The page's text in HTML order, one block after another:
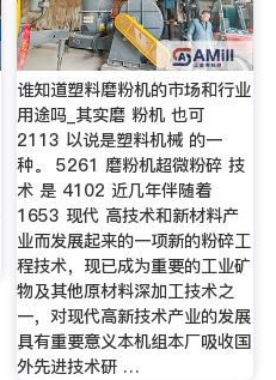
谁知道塑料磨粉机的市场和行业
用途吗_其实磨 粉机 也可
2113 以说是塑料机械 的一
种。 5261 磨粉机超微粉碎 技
术 是 4102 近几年伴随着
1653 现代 高技术和新材料产
业而发展起来的一项新的粉碎工
程技术，现已成为重要的工业矿
物及其他原材料深加工技术之
一，对现代高新技术产业的发展
具有重要意义本机组本厂吸收国
外先进技术研 …